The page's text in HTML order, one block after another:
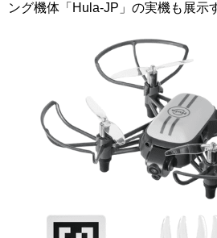
ング機体「Hula-JP」の実機も展示